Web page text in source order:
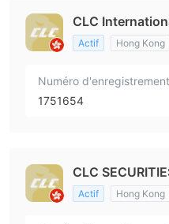
CLC
Actif Hong Kong
Numéro d'enregistrement
1751654
CLC
Actif Hong Kong